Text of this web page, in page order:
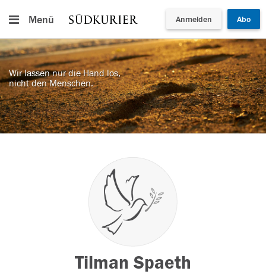
Menü Anmelden Abo
Wir lassen nur die Hand los,
nicht den Menschen.
Tilman Spaeth